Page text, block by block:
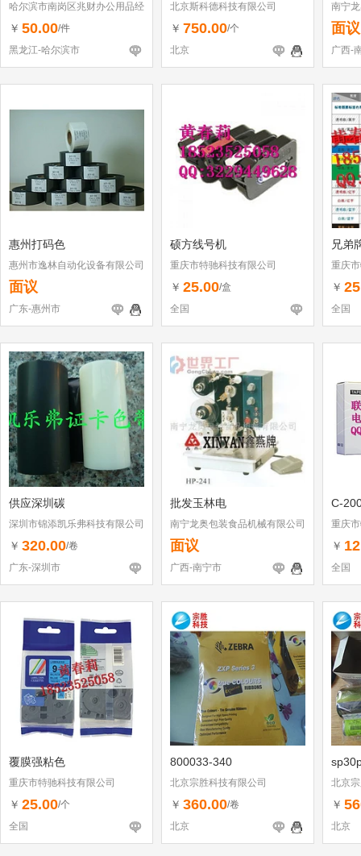
哈尔滨市南岗区兆财办公用品经
销部
￥ 50.00/件
黑龙江-哈尔滨市
北京斯科德科技有限公司
￥ 750.00/个
北京
南宁
面议
广西-
惠州打码色
惠州市逸林自动化设备有限公司
面议
广东-惠州市
硕方线号机
重庆市特驰科技有限公司
￥ 25.00/盒
全国
兄弟
重庆
￥
全国
供应深圳碳
深圳市锦添凯乐弗科技有限公司
￥ 320.00/卷
广东-深圳市
批发玉林电
南宁龙奥包装食品机械有限公司
面议
广西-南宁市
C-
重庆
￥
全国
覆膜强粘色
重庆市特驰科技有限公司
￥ 25.00/个
全国
800033-340
北京宗胜科技有限公司
￥ 360.00/卷
北京
北京
￥
北京